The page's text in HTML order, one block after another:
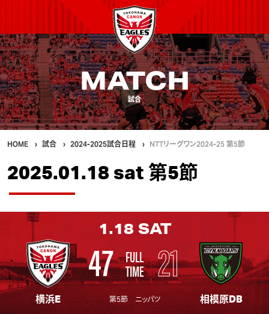
MATCH
試合
HOME 試合 2024-2025試合日程 NTTリーグワン2024-25 第5節
2025.01.18 sat 第5節
1.18SAT
47 FULL
TIME 21
横浜E 第5節 ニッパツ 相模原DB